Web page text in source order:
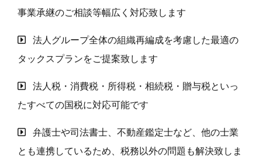
事業承継のご相談等幅広く対応致します
法人グループ全体の組織再編成を考慮した最適の
タックスプランをご提案致します
法人税・消費税・所得税・相続税・贈与税といっ
たすべての国税に対応可能です
弁護士や司法書士、不動産鑑定士など、他の士業
とも連携しているため、税務以外の問題も解決致しま